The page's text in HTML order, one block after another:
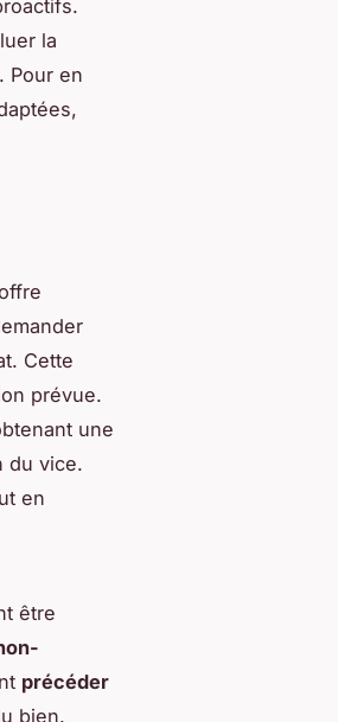
la
Pour en
Cette
prévue.
une
du vice.
en
être
précéder
bien.